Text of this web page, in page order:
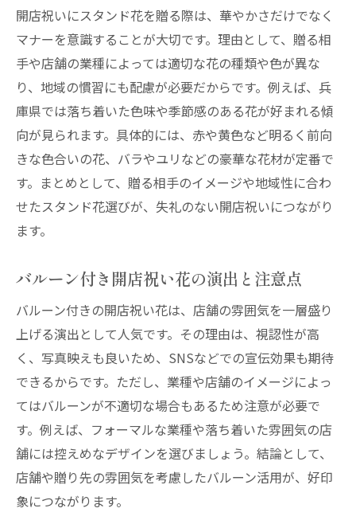
開店祝いにスタンド花を贈る際は、華やかさだけでなく
マナーを意識することが大切です。理由として、贈る相
手や店舗の業種によっては適切な花の種類や色が異な
り、地域の慣習にも配慮が必要だからです。例えば、兵
庫県では落ち着いた色味や季節感のある花が好まれる傾
向が見られます。具体的には、赤や黄色など明るく前向
きな色合いの花、バラやユリなどの豪華な花材が定番で
す。まとめとして、贈る相手のイメージや地域性に合わ
せたスタンド花選びが、失礼のない開店祝いにつながり
ます。
バルーン付き開店祝い花の演出と注意点
バルーン付きの開店祝い花は、店舗の雰囲気を一層盛り
上げる演出として人気です。その理由は、視認性が高
く、写真映えも良いため、SNSなどでの宣伝効果も期待
できるからです。ただし、業種や店舗のイメージによっ
てはバルーンが不適切な場合もあるため注意が必要で
す。例えば、フォーマルな業種や落ち着いた雰囲気の店
舗には控えめなデザインを選びましょう。結論として、
店舗や贈り先の雰囲気を考慮したバルーン活用が、好印
象につながります。